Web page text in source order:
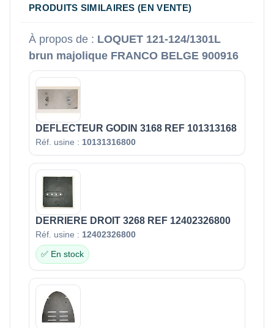
PRODUITS SIMILAIRES (EN VENTE)
À propos de : LOQUET 121-124/1301L
brun majolique FRANCO BELGE 900916
DEFLECTEUR GODIN 3168 REF 101313168
Réf. usine : 10131316800
DERRIERE DROIT 3268 REF 12402326800
Réf. usine : 12402326800
✅ En stock